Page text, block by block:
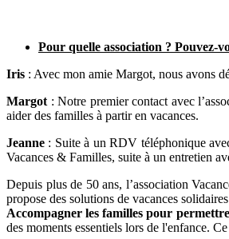
Pour quelle association ? Pouvez-
Iris : Avec mon amie Margot, nous avons
Margot : Notre premier contact avec
aider des familles à partir en vacances.
Jeanne : Suite à un RDV téléphonique
Vacances & Familles, suite à un entretien
Depuis plus de 50 ans, l’association
propose des solutions de vacances
Accompagner les familles pour
des moments essentiels lors de l'enfance.